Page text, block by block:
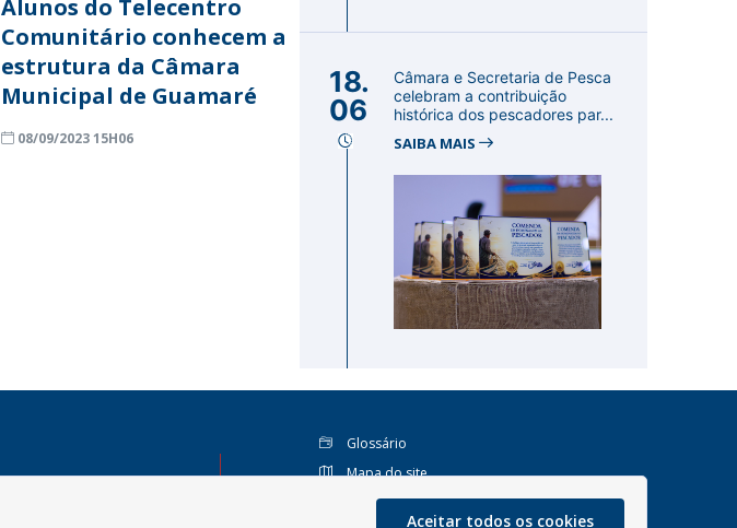
Alunos do Telecentro
Comunitário conhecem a
estrutura da Câmara
Municipal de Guamaré
08/09/2023 15H06
18.
06
Câmara e Secretaria de Pesca
celebram a contribuição
histórica dos pescadores par...
SAIBA MAIS
Glossário
Mapa do site
Perguntas Frequentes
Aceitar todos os cookies